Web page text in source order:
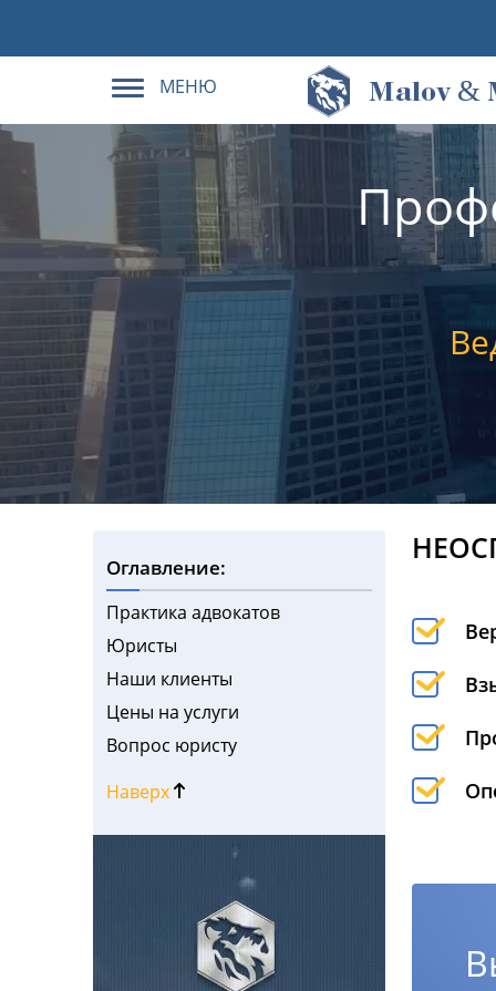
МЕНЮ Malov &
Оглавление:
Практика адвокатов
Юристы
Наши клиенты
Цены на услуги
Вопрос юристу
Наверх